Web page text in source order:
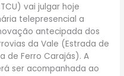
vai julgar hoje
telepresencial a
antecipada dos
da Vale (Estrada de
de Ferro Carajás). A
ser acompanhada ao